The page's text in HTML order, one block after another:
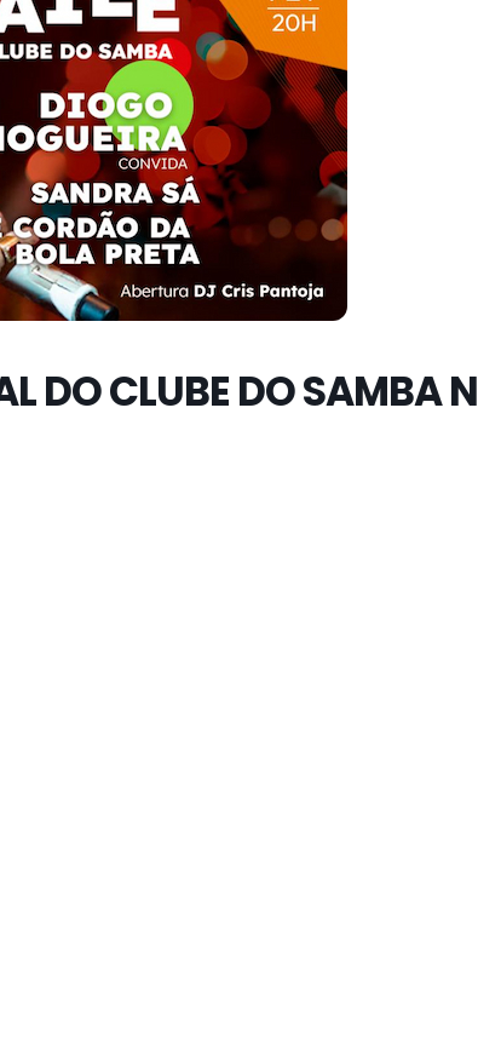
DO CLUBE DO SAMBA